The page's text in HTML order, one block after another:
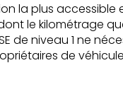
la plus accessible
le kilométrage
de niveau 1 ne
de